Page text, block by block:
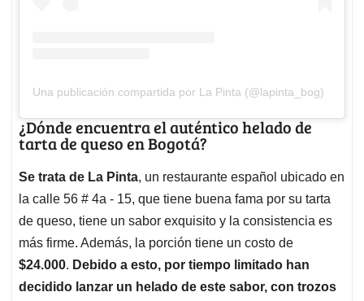
Una publicación compartida por La Pinta (@lapinta_bog)
¿Dónde encuentra el auténtico helado de
tarta de queso en Bogotá?
Se trata de La Pinta, un restaurante español ubicado en
la calle 56 # 4a - 15, que tiene buena fama por su tarta
de queso, tiene un sabor exquisito y la consistencia es
más firme. Además, la porción tiene un costo de
$24.000. Debido a esto, por tiempo limitado han
decidido lanzar un helado de este sabor, con trozos